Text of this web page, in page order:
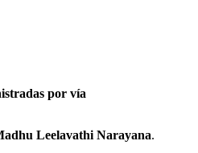
por vía
Leelavathi Narayana.